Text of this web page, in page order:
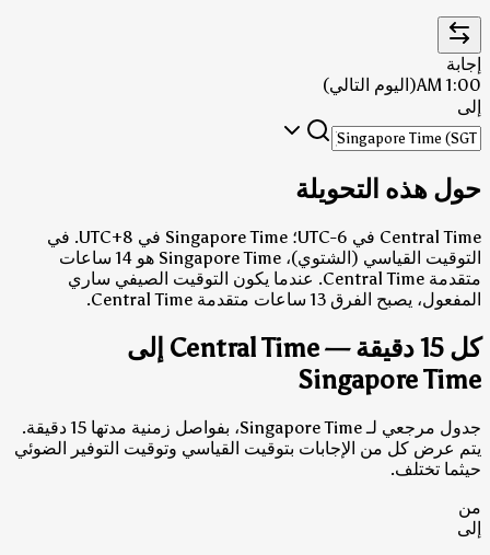
إجابة
1:00 AM
(اليوم التالي)
إلى
حول هذه التحويلة
Central Time في UTC-6؛ Singapore Time في UTC+8.
في
التوقيت القياسي (الشتوي)، Singapore Time هو 14 ساعات
متقدمة Central Time.
عندما يكون التوقيت الصيفي ساري
المفعول، يصبح الفرق 13 ساعات متقدمة Central Time.
كل 15 دقيقة — Central Time إلى
Singapore Time
جدول مرجعي لـ Singapore Time، بفواصل زمنية مدتها 15 دقيقة.
يتم عرض كل من الإجابات بتوقيت القياسي وتوقيت التوفير الضوئي
حيثما تختلف.
من
إلى